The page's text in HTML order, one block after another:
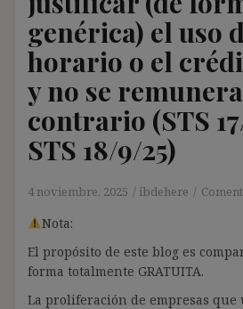
genérica) el uso
horario o el
y no se
contrario (STS
STS 18/9/25)
4 noviembre, 2025 ibdehere
Nota:
El propósito de este blog es
forma totalmente GRATUITA.
La proliferación de empresas